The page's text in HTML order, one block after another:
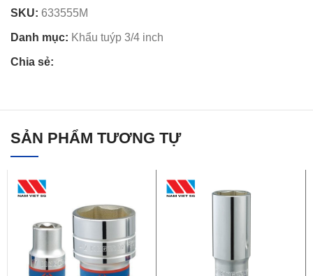
SKU: 633555M
Danh mục: Khẩu tuýp 3/4 inch
Chia sẻ:
SẢN PHẨM TƯƠNG TỰ